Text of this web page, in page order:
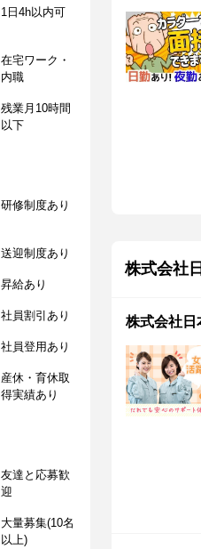
1日4h以内可
在宅ワーク・
内職
残業月10時間
以下
研修制度あり
送迎制度あり
昇給あり
社員割引あり
社員登用あり
産休・育休取
得実績あり
友達と応募歓
迎
大量募集(10名
以上)
株式会社
株式会社